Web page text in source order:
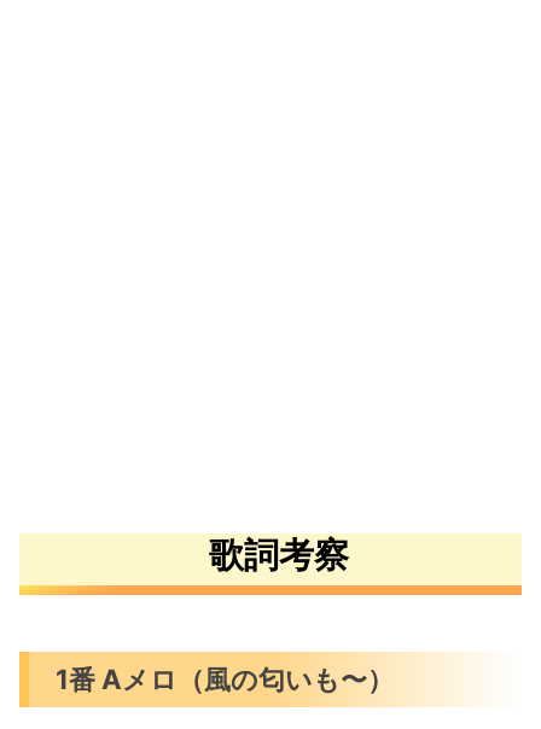
歌詞考察
1番 Aメロ（風の匂いも〜）